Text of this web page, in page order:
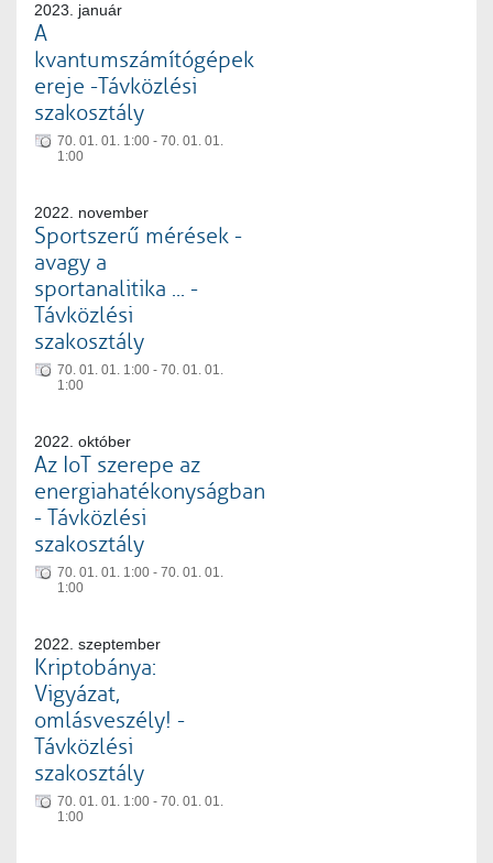
2023. január
A
kvantumszámítógépek
ereje -Távközlési
szakosztály
70. 01. 01. 1:00 - 70. 01. 01.
1:00
2022. november
Sportszerű mérések -
avagy a
sportanalitika ... -
Távközlési
szakosztály
70. 01. 01. 1:00 - 70. 01. 01.
1:00
2022. október
Az IoT szerepe az
energiahatékonyságban
- Távközlési
szakosztály
70. 01. 01. 1:00 - 70. 01. 01.
1:00
2022. szeptember
Kriptobánya:
Vigyázat,
omlásveszély! -
Távközlési
szakosztály
70. 01. 01. 1:00 - 70. 01. 01.
1:00